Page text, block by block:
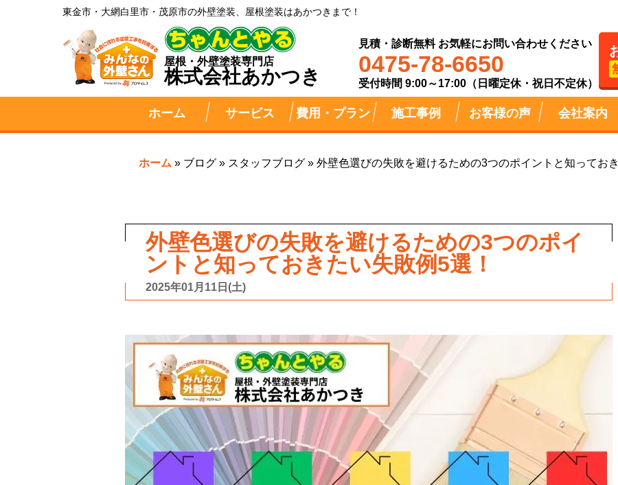
東金市・大網白里市・茂原市の外壁塗装、屋根塗装はあかつきまで！
屋根・外壁塗装専門店
株式会社あかつき
見積・診断無料 お気軽にお問い合わせください
0475-78-6650
受付時間 9:00～17:00（日曜定休・祝日不定休）
ホーム サービス 費用・プラン 施工事例 お客様の声 会社案内
ホーム » ブログ » スタッフブログ » 外壁色選びの失敗を避けるための3つのポイントと知ってお
外壁色選びの失敗を避けるための3つのポイ
ントと知っておきたい失敗例5選！
2025年01月11日(土)